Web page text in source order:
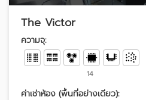
The Victor
ความจุ:
14
ค่าเช่าห้อง (พื้นที่อย่างเดียว):